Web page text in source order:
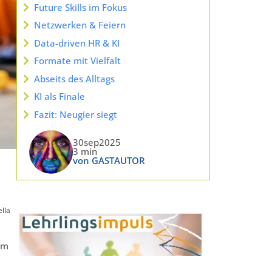
Future Skills im Fokus
Netzwerken & Feiern
Data-driven HR & KI
Formate mit Vielfalt
Abseits des Alltags
KI als Finale
Fazit: Neugier siegt
30sep2025
3 min
von GASTAUTOR